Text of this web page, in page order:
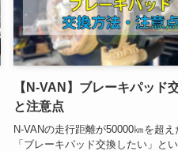
【N-VAN】ブレーキパッド
と注意点
N-VANの走行距離が50000㎞を超え
「ブレーキパッド交換したい」と